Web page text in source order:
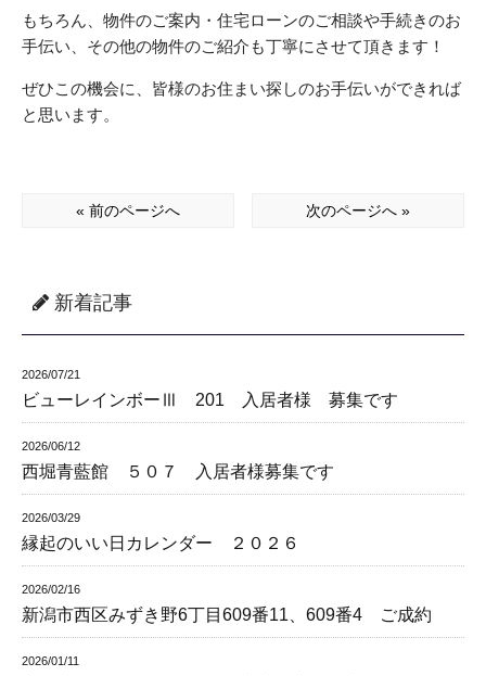
もちろん、物件のご案内・住宅ローンのご相談や手続きのお
手伝い、その他の物件のご紹介も丁寧にさせて頂きます！
ぜひこの機会に、皆様のお住まい探しのお手伝いができれば
と思います。
« 前のページへ 次のページへ »
新着記事
2026/07/21
ビューレインボーⅢ 201 入居者様 募集です
2026/06/12
西堀青藍館 ５０７ 入居者様募集です
2026/03/29
縁起のいい日カレンダー ２０２６
2026/02/16
新潟市西区みずき野6丁目609番11、609番4 ご成約
2026/01/11